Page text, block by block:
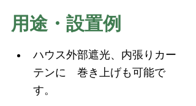
用途・設置例
ハウス外部遮光、内張りカー
テンに　巻き上げも可能で
す。